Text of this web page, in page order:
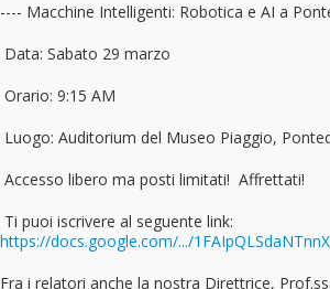
---- Macchine Intelligenti: Robotica e AI a
Data: Sabato 29 marzo
Orario: 9:15 AM
Luogo: Auditorium del Museo Piaggio,
Accesso libero ma posti limitati! Affrettati!
Ti puoi iscrivere al seguente link:
https://docs.google.com/.../
Fra i relatori anche la nostra Direttrice,